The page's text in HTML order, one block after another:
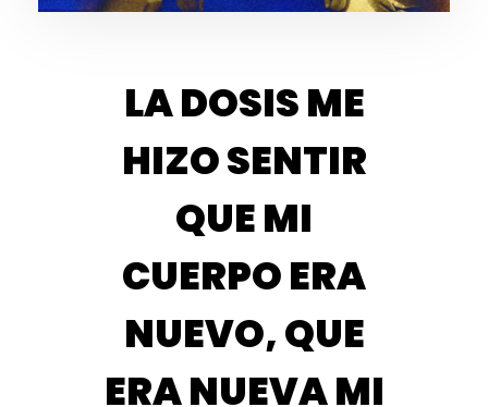
LA DOSIS ME
HIZO SENTIR
QUE MI
CUERPO ERA
NUEVO, QUE
ERA NUEVA MI